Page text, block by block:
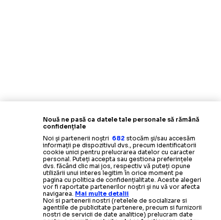
Nouă ne pasă ca datele tale personale să rămână
confidențiale
Noi și partenerii noștri 682 stocăm și/sau accesăm
informații pe dispozitivul dvs., precum identificatorii
cookie unici pentru prelucrarea datelor cu caracter
personal. Puteți accepta sau gestiona preferințele
dvs. făcând clic mai jos, respectiv vă puteți opune
utilizării unui interes legitim în orice moment pe
pagina cu politica de confidențialitate. Aceste alegeri
vor fi raportate partenerilor noștri și nu vă vor afecta
navigarea. Mai multe detalii
Noi si partenerii nostri (retelele de socializare si
agentiile de publicitate partenere, precum si furnizorii
nostri de servicii de date analitice) prelucram date